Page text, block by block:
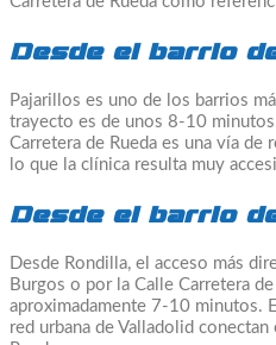
Desde el barrio
Pajarillos es uno de los barrios
trayecto es de unos 8-10
Carretera de Rueda es una vía de
lo que la clínica resulta muy
Desde el barrio
Desde Rondilla, el acceso más
Burgos o por la Calle Carretera
aproximadamente 7-10 minutos.
red urbana de Valladolid